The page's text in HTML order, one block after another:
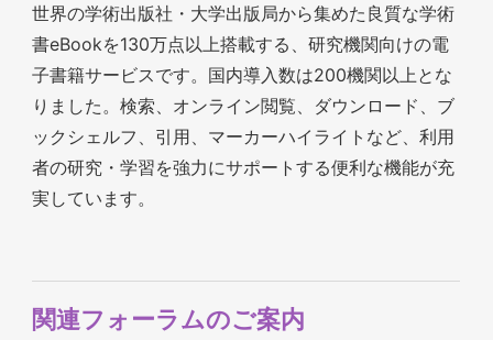
世界の学術出版社・大学出版局から集めた良質な学術
書eBookを130万点以上搭載する、研究機関向けの電
子書籍サービスです。国内導入数は200機関以上とな
りました。検索、オンライン閲覧、ダウンロード、ブ
ックシェルフ、引用、マーカーハイライトなど、利用
者の研究・学習を強力にサポートする便利な機能が充
実しています。
関連フォーラムのご案内